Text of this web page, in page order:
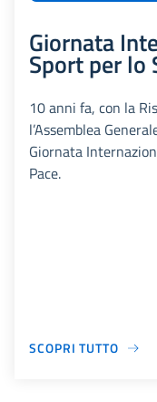
Giornata
Sport per lo
10 anni fa, con la
l’Assemblea
Giornata
Pace.
SCOPRI TUTTO